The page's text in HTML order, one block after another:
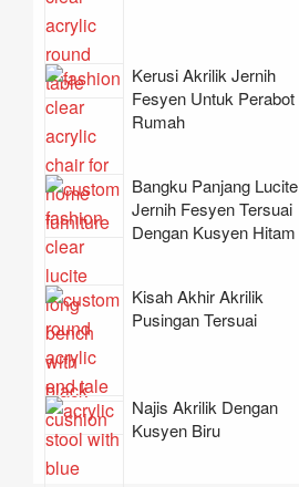
Kerusi Akrilik Jernih
Fesyen Untuk Perabot
Rumah
Bangku Panjang Lucite
Jernih Fesyen Tersuai
Dengan Kusyen Hitam
Kisah Akhir Akrilik
Pusingan Tersuai
Najis Akrilik Dengan
Kusyen Biru